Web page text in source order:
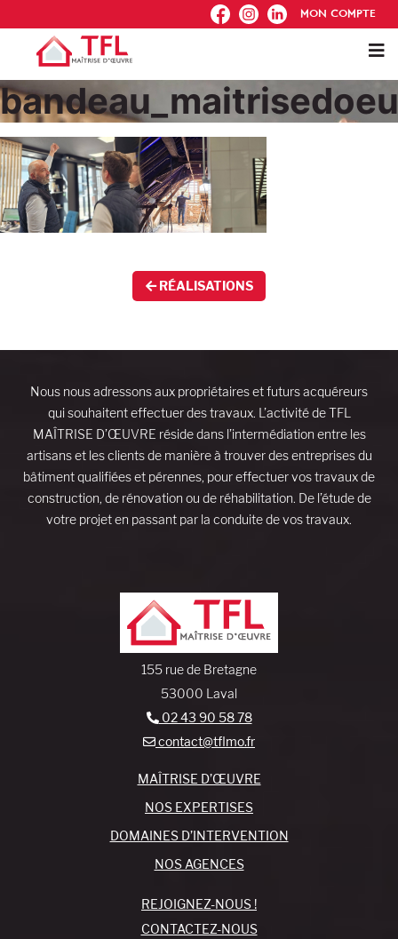
FB IG IN MON COMPTE
RÉALISATIONS
Nous nous adressons aux propriétaires et futurs acquéreurs
qui souhaitent effectuer des travaux. L’activité de TFL
MAÎTRISE D’ŒUVRE réside dans l’intermédiation entre les
artisans et les clients de manière à trouver des entreprises du
bâtiment qualifiées et pérennes, pour effectuer vos travaux de
construction, de rénovation ou de réhabilitation. De l’étude de
votre projet en passant par la conduite de vos travaux.
155 rue de Bretagne
53000 Laval
02 43 90 58 78
contact@tflmo.fr
MAÎTRISE D’ŒUVRE
NOS EXPERTISES
DOMAINES D’INTERVENTION
NOS AGENCES
REJOIGNEZ-NOUS !
CONTACTEZ-NOUS